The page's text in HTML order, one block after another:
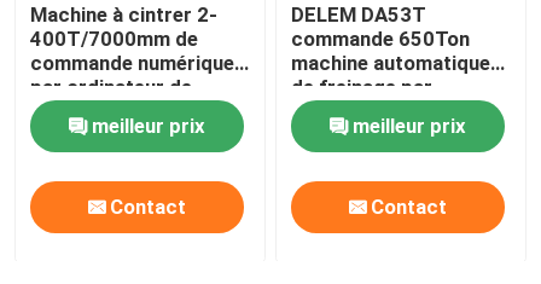
équipement de galvanisation d'immersion chaude
Machine à cintrer 2-
400T/7000mm de
commande numérique
par ordinateur de
presse de plat
résistant tandem
hydraulique de frein
meilleur prix
Contact
DELEM DA53T
commande 650Ton
machine automatique
de freinage par
pressage en tandem
CNC
meilleur prix
Contact